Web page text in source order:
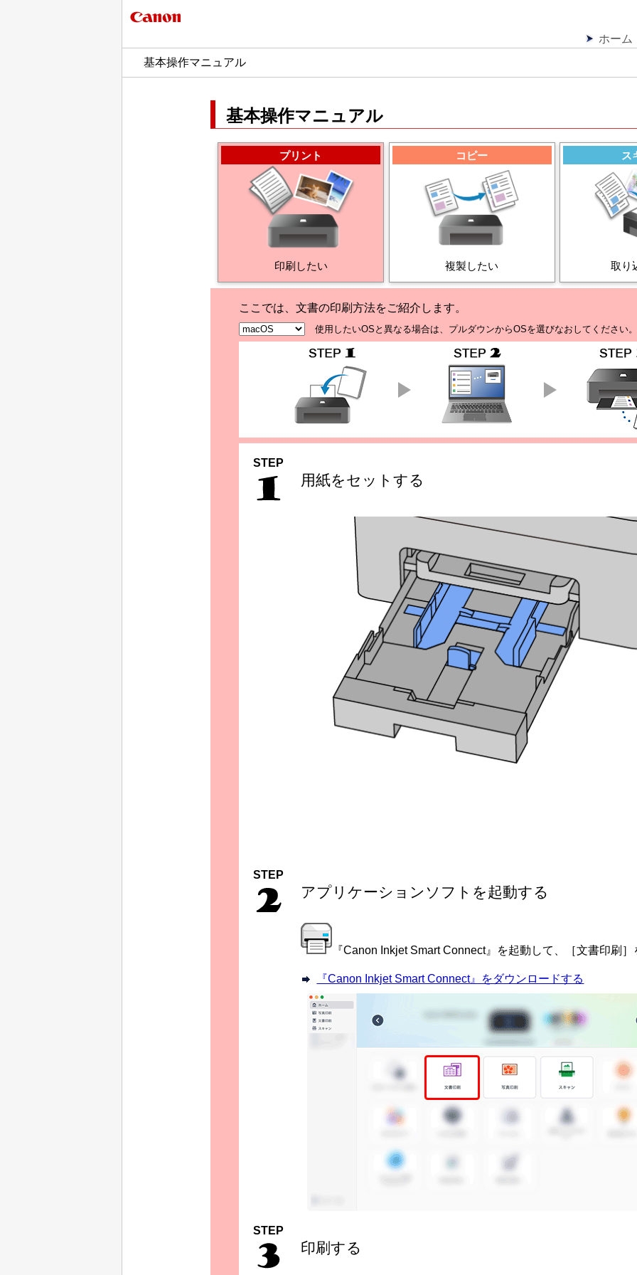
ホーム
基本操作マニュアル
基本操作マニュアル
プリント
印刷したい
コピー
複製したい
ス
取り
ここでは、文書の印刷方法をご紹介します。
使用したいOSと異なる場合は、プルダウンからOSを選びなおしてください。
STEP
用紙をセットする
STEP
アプリケーションソフトを起動する
『Canon Inkjet Smart Connect』を起動して、［文書印刷 ］
『Canon Inkjet Smart Connect』をダウンロードする
STEP
印刷する